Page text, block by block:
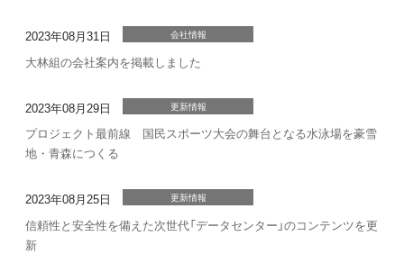
2023年08月31日 会社情報
大林組の会社案内を掲載しました
2023年08月29日 更新情報
プロジェクト最前線 国民スポーツ大会の舞台となる水泳場を豪雪
地・青森につくる
2023年08月25日 更新情報
信頼性と安全性を備えた次世代「データセンター」のコンテンツを更
新